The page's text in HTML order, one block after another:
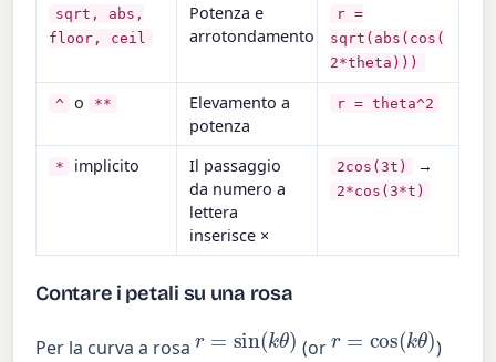
sqrt, abs,
floor, ceil
Potenza e
arrotondamento
r =
sqrt(abs(cos(
2*theta)))
^ o **
Elevamento a
potenza
r = theta^2
* implicito
Il passaggio
da numero a
lettera
inserisce ×
2cos(3t) →
2*cos(3*t)
Contare i petali su una rosa
Per la curva a rosa
r= sin(kθ)
(or
r= cos(kθ)
)